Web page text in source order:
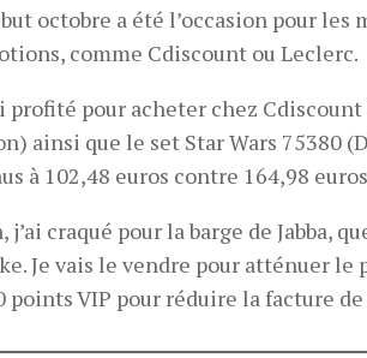
octobre a été l’occasion pour
comme Cdiscount ou Leclerc.
profité pour acheter chez
ainsi que le set Star Wars 75380
à 102,48 euros contre 164,98
j’ai craqué pour la barge de Jabba,
Je vais le vendre pour atténuer le
points VIP pour réduire la facture de